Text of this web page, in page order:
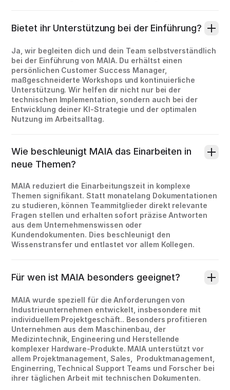
Bietet ihr Unterstützung bei der Einführung?
Ja, wir begleiten dich und dein Team selbstverständlich
bei der Einführung von MAIA. Du erhältst einen
persönlichen Customer Success Manager,
maßgeschneiderte Workshops und kontinuierliche
Unterstützung. Wir helfen dir nicht nur bei der
technischen Implementation, sondern auch bei der
Entwicklung deiner KI-Strategie und der optimalen
Nutzung im Arbeitsalltag.
Wie beschleunigt MAIA das Einarbeiten in
neue Themen?
MAIA reduziert die Einarbeitungszeit in komplexe
Themen signifikant. Statt monatelang Dokumentationen
zu studieren, können Teammitglieder direkt relevante
Fragen stellen und erhalten sofort präzise Antworten
aus dem Unternehmenswissen oder
Kundendokumenten. Dies beschleunigt den
Wissenstransfer und entlastet vor allem Kollegen.
Für wen ist MAIA besonders geeignet?
MAIA wurde speziell für die Anforderungen von
Industrieunternehmen entwickelt, insbesondere mit
individuellem Projektgeschäft.. Besonders profitieren
Unternehmen aus dem Maschinenbau, der
Medizintechnik, Engineering und Herstellende
komplexer Hardware-Produkte. MAIA unterstützt vor
allem Projektmanagement, Sales, Produktmanagement,
Enginerring, Technical Support Teams und Forscher bei
ihrer täglichen Arbeit mit technischen Dokumenten.